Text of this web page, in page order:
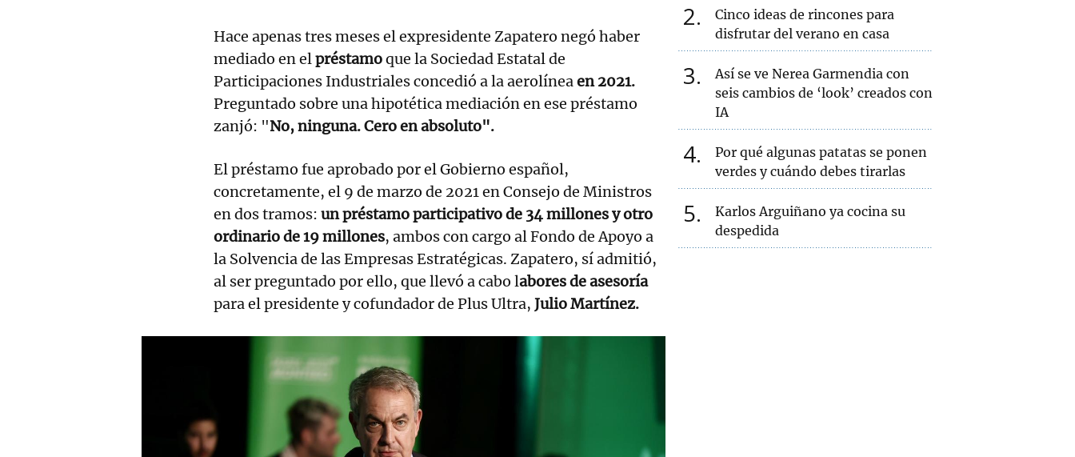
Hace apenas tres meses el expresidente Zapatero negó haber
mediado en elpréstamoque la Sociedad Estatal de
Participaciones Industriales concedió a la aerolíneaen 2021.
Preguntado sobre una hipotética mediación en ese préstamo
zanjó: "No, ninguna. Cero en absoluto".
El préstamo fue aprobado por el Gobierno español,
concretamente, el 9 de marzo de 2021 en Consejo de Ministros
en dos tramos: un préstamo participativo de 34 millones y otro
ordinario de 19 millones, ambos con cargo al Fondo de Apoyo a
la Solvencia de las Empresas Estratégicas. Zapatero, sí admitió,
al ser preguntado por ello, que llevó a cabo labores de asesoría
para el presidente y cofundador de Plus Ultra, Julio Martínez.
2
Cinco ideas de rincones para
disfrutar del verano en casa
3
Así se ve Nerea Garmendia con
seis cambios de ‘look’ creados con
IA
4
Por qué algunas patatas se ponen
verdes y cuándo debes tirarlas
5
Karlos Arguiñano ya cocina su
despedida